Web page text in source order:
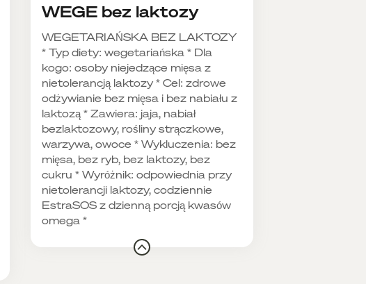
WEGE bez laktozy
WEGETARIAŃSKA BEZ LAKTOZY
* Typ diety: wegetariańska * Dla
kogo: osoby niejedzące mięsa z
nietolerancją laktozy * Cel: zdrowe
odżywianie bez mięsa i bez nabiału z
laktozą * Zawiera: jaja, nabiał
bezlaktozowy, rośliny strączkowe,
warzywa, owoce * Wykluczenia: bez
mięsa, bez ryb, bez laktozy, bez
cukru * Wyróżnik: odpowiednia przy
nietolerancji laktozy, codziennie
EstraSOS z dzienną porcją kwasów
omega *